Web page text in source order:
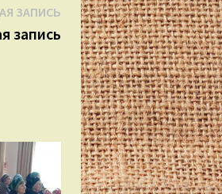
ЗАПИСЬСледующая
запись:
запись